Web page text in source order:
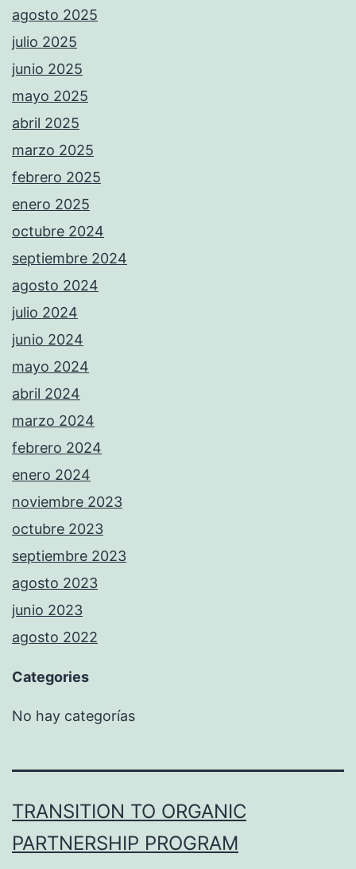
agosto 2025
julio 2025
junio 2025
mayo 2025
abril 2025
marzo 2025
febrero 2025
enero 2025
octubre 2024
septiembre 2024
agosto 2024
julio 2024
junio 2024
mayo 2024
abril 2024
marzo 2024
febrero 2024
enero 2024
noviembre 2023
octubre 2023
septiembre 2023
agosto 2023
junio 2023
agosto 2022
Categories
No hay categorías
TRANSITION TO ORGANIC
PARTNERSHIP PROGRAM